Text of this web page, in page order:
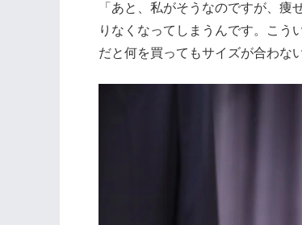
「あと、私がそうなのですが、
りなくなってしまうんです。こう
だと何を買ってもサイズが合わな